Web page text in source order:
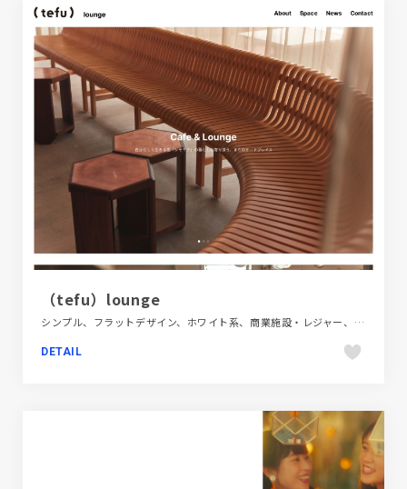
（tefu）lounge
シンプル、フラットデザイン、ホワイト系、商業施設・レジャー、大きめ写真、施設・店舗サイト
DETAIL